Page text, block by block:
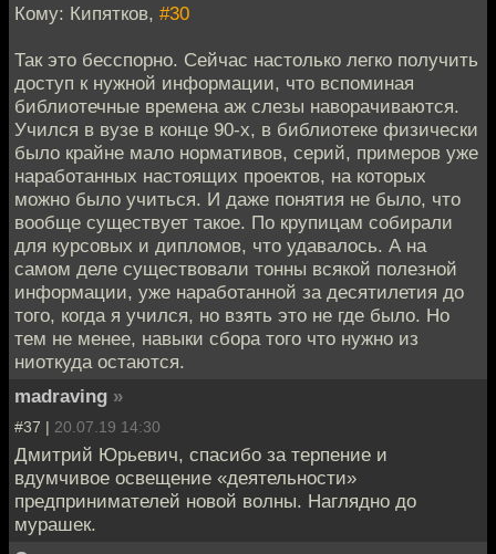
Кому: Кипятков, #30
Так это бесспорно. Сейчас настолько легко получить
доступ к нужной информации, что вспоминая
библиотечные времена аж слезы наворачиваются.
Учился в вузе в конце 90-х, в библиотеке физически
было крайне мало нормативов, серий, примеров уже
наработанных настоящих проектов, на которых
можно было учиться. И даже понятия не было, что
вообще существует такое. По крупицам собирали
для курсовых и дипломов, что удавалось. А на
самом деле существовали тонны всякой полезной
информации, уже наработанной за десятилетия до
того, когда я учился, но взять это не где было. Но
тем не менее, навыки сбора того что нужно из
ниоткуда остаются.
madraving »
#37 | 20.07.19 14:30
Дмитрий Юрьевич, спасибо за терпение и
вдумчивое освещение «деятельности»
предпринимателей новой волны. Наглядно до
мурашек.